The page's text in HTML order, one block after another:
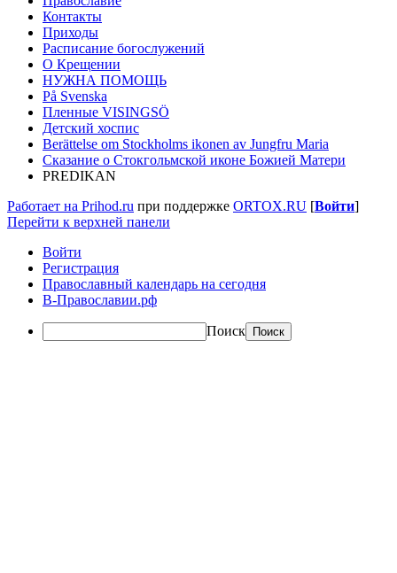
Контакты
Приходы
Расписание богослужений
О Крещении
НУЖНА ПОМОЩЬ
På Svenska
Пленные VISINGSÖ
Детский хоспис
Berättelse om Stockholms ikonen av Jungfru Maria
Сказание о Стокгольмской иконе Божией Матери
PREDIKAN
Работает на Prihod.ru при поддержке ORTOX.RU [Войти]
Перейти к верхней панели
Войти
Регистрация
Православный календарь на сегодня
В-Православии.рф
Поиск